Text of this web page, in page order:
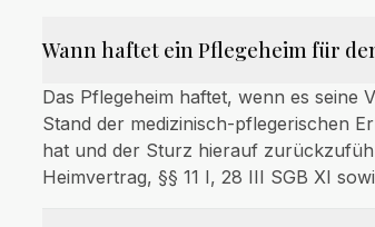
Wann haftet ein Pflegeheim für
Das Pflegeheim haftet, wenn es seine
Stand der medizinisch-pflegerischen
hat und der Sturz hierauf
Heimvertrag, §§ 11 I, 28 III SGB XI